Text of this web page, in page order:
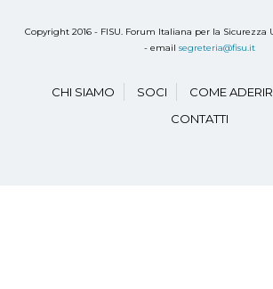
Copyright 2016 - FISU. Forum Italiana per la Sicurezza
- email segreteria@fisu.it
CHI SIAMO SOCI COME
CONTATTI